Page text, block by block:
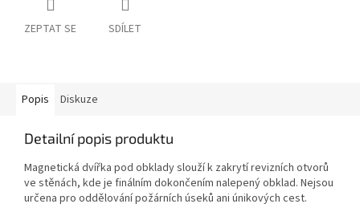
ZEPTAT SE SDÍLET
Popis Diskuze
Detailní popis produktu
Magnetická dvířka pod obklady slouží k zakrytí revizních otvorů
ve stěnách, kde je finálním dokončením nalepený obklad. Nejsou
určena pro oddělování požárních úseků ani únikových cest.